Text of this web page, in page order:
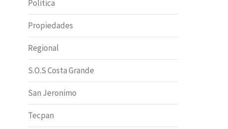
Politica
Propiedades
Regional
S.O.S Costa Grande
San Jeronimo
Tecpan